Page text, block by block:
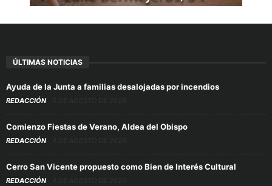
ÚLTIMAS NOTICIAS
Ayuda de la Junta a familias desalojadas por incendios
REDACCIÓN
Comienzo Fiestas de Verano, Aldea del Obispo
REDACCIÓN
Cerro San Vicente propuesto como Bien de Interés Cultural
REDACCIÓN